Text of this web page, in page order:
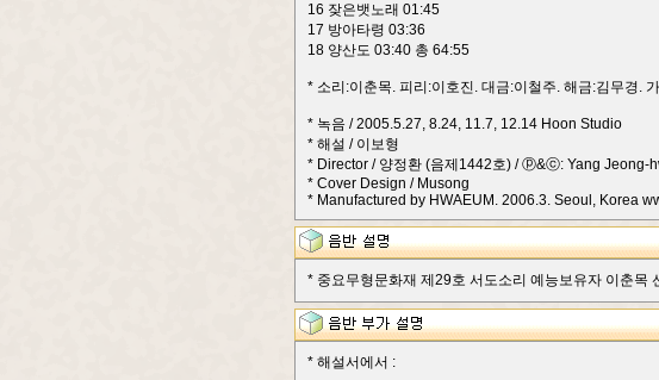
16 잦은뱃노래 01:45
17 방아타령 03:36
18 양산도 03:40 총 64:55
* 소리:이춘목. 피리:이호진. 대금:이철주. 해금:김무경.
* 녹음 / 2005.5.27, 8.24, 11.7, 12.14 Hoon Studio
* 해설 / 이보형
* Director / 양정환 (음제1442호) / ⓟ&ⓒ: Yang Jeong-
* Cover Design / Musong
* Manufactured by HWAEUM. 2006.3. Seoul, Korea
* 중요무형문화재 제29호 서도소리 예능보유자 이춘목
* 해설서에서 :